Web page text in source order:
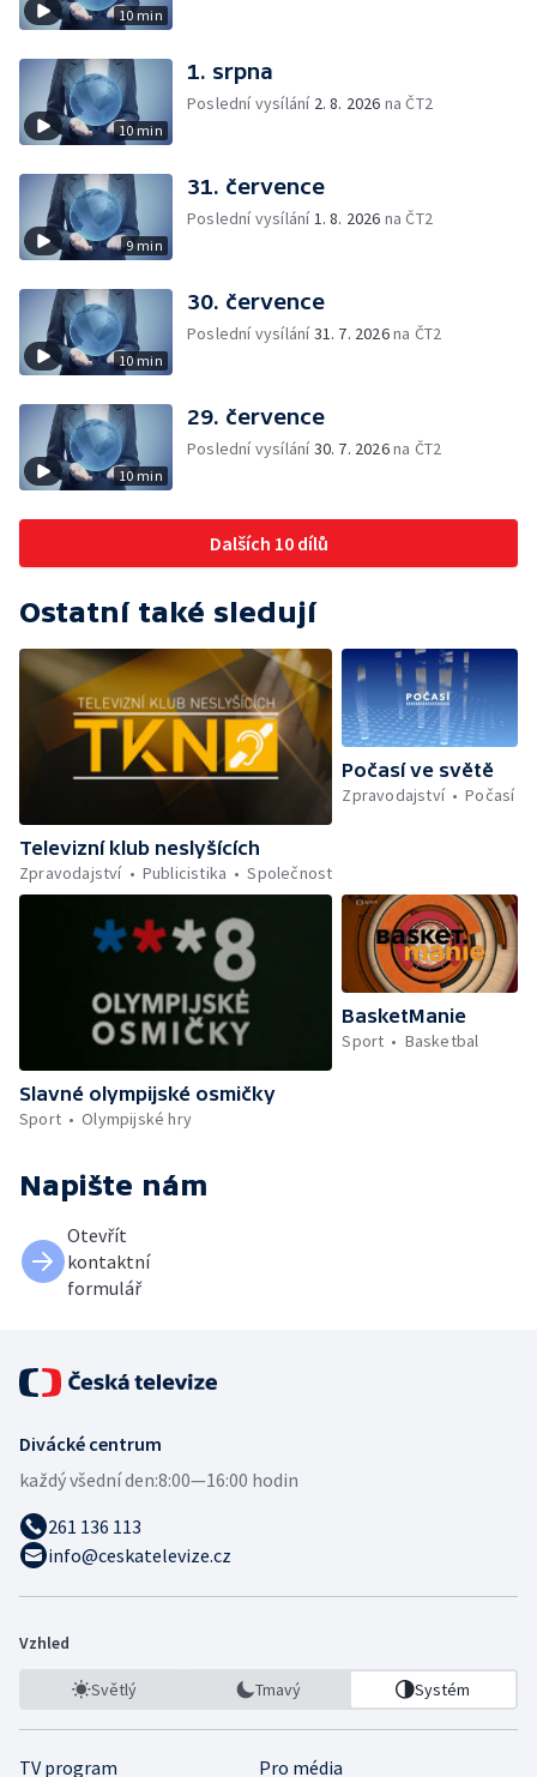
10 min
10 min
1. srpna
Poslední vysílání 2. 8. 2026 na ČT2
9 min
31. července
Poslední vysílání1. 8. 2026 na ČT2
10 min
30. července
Poslední vysílání31. 7. 2026na ČT2
10 min
29. července
Poslední vysílání30. 7. 2026na ČT2
Dalších 10 dílů
Ostatní také sledují
Televizní klub neslyšících
Zpravodajství
Publicistika Společnost
Počasí ve světě
Zpravodajství
Počasí
Slavné olympijské osmičky
Sport
Olympijské hry
BasketManie
Sport
Basketbal
Napište nám
Otevřít
kontaktní
formulář
Divácké centrum
každý všední den:8:00—16:00 hodin
261 136 113
info@ceskatelevize.cz
Vzhled
Světlý Tmavý Systém
TV program Pro média